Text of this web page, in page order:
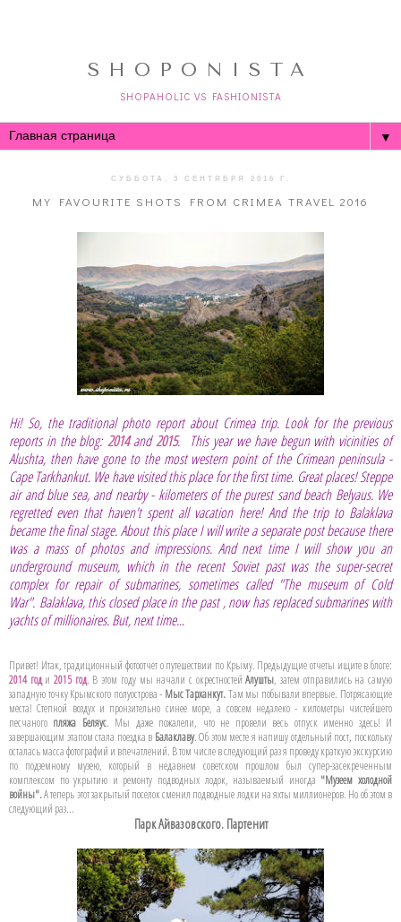
SHOPONISTA
SHOPAHOLIC VS FASHIONISTA
▼
СУББОТА, 3 СЕНТЯБРЯ 2016 Г.
MY FAVOURITE SHOTS FROM CRIMEA TRAVEL 2016
Hi! So, the traditional photo report about Crimea trip. Look for the previous
reports in the blog:2014and2015. This year we have begun with vicinities of
Alushta, then have gone to the most western point of the Crimean peninsula -
Cape Tarkhankut. We have visited this place for the first time. Great places! Steppe
air and blue sea, and nearby - kilometers of the purest sand beach Belyaus. We
regretted even that haven't spent all vacation here! And the trip to Balaklava
became the final stage. About this place I will write a separate post because there
was a mass of photos and impressions. And next time I will show you an
underground museum, which in the recent Soviet past was the super-secret
complex for repair of submarines, sometimes called "The museum of Cold
War". Balaklava, this closed place in the past , now has replaced submarines with
yachts of millionaires. But, next time...
Привет! Итак, традиционный фотоотчет о путешествии по Крыму. Предыдущие отчеты ищите в блоге:
2014 годи2015 год. В этом году мы начали с окрестностейАлушты, затем отправились на самую
западную точку Крымского полуострова - Мыс Тарханкут.Там мы побывали впервые. Потрясающие
места! Степной воздух и пронзительно синее море, а совсем недалеко - километры чистейшего
песчаного пляжа Беляус. Мы даже пожалели, что не провели весь отпуск именно здесь! И
завершающим этапом стала поездка в Балаклаву. Об этом месте я напишу отдельный пост, поскольку
осталась масса фотографий и впечатлений. В том числе в следующий раз я проведу краткую экскурсию
по подземному музею, который в недавнем советском прошлом был супер-засекреченным
комплексом по укрытию и ремонту подводных лодок, называемый иногда "Музеем холодной
войны".А теперь этот закрытый поселок сменил подводные лодки на яхты миллионеров. Но об этом в
следующий раз...
Парк Айвазовского. Партенит